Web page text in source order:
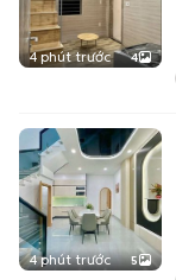
4 phút trước 4
4 phút trước 5